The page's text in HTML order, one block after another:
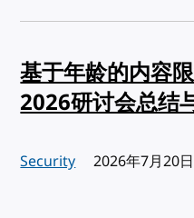
基于年龄的内容
2026研讨会总结
Security 发布:
2026年7月20日